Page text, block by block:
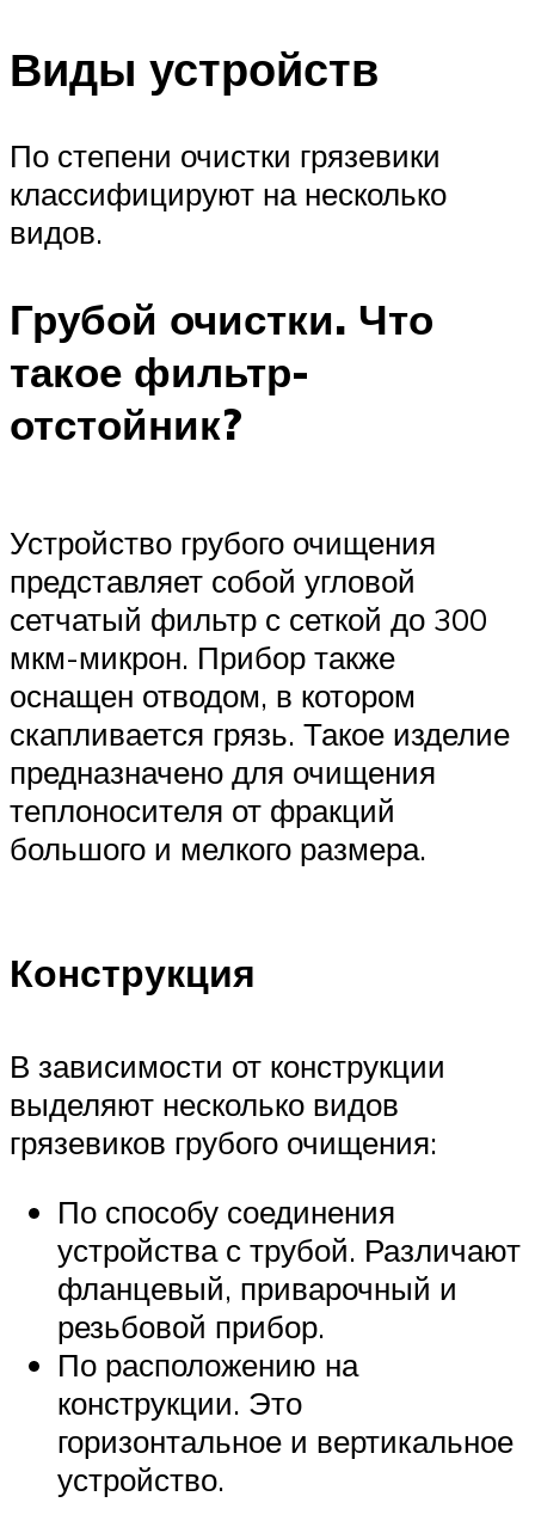
Виды устройств
По степени очистки грязевики
классифицируют на несколько
видов.
Грубой очистки. Что
такое фильтр-
отстойник?
Устройство грубого очищения
представляет собой угловой
сетчатый фильтр с сеткой до 300
мкм-микрон. Прибор также
оснащен отводом, в котором
скапливается грязь. Такое изделие
предназначено для очищения
теплоносителя от фракций
большого и мелкого размера.
Конструкция
В зависимости от конструкции
выделяют несколько видов
грязевиков грубого очищения:
По способу соединения
устройства с трубой. Различают
фланцевый, приварочный и
резьбовой прибор.
По расположению на
конструкции. Это
горизонтальное и вертикальное
устройство.